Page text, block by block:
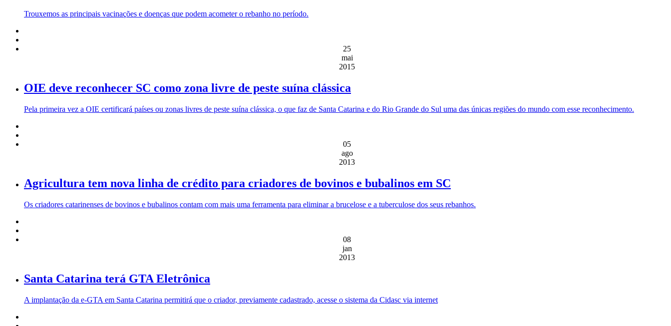
Trouxemos as principais vacinações e doenças que podem acometer o rebanho no período.
25
mai
2015
OIE deve reconhecer SC como zona livre de peste suína clássica
Pela primeira vez a OIE certificará países ou zonas livres de peste suína clássica, o que faz de Santa Catarina e do Rio Grande do Sul uma das únicas regiões do mundo com esse reconhecimento.
05
ago
2013
Agricultura tem nova linha de crédito para criadores de bovinos e bubalinos em SC
Os criadores catarinenses de bovinos e bubalinos contam com mais uma ferramenta para eliminar a brucelose e a tuberculose dos seus rebanhos.
08
jan
2013
Santa Catarina terá GTA Eletrônica
A implantação da e-GTA em Santa Catarina permitirá que o criador, previamente cadastrado, acesse o sistema da Cidasc via internet